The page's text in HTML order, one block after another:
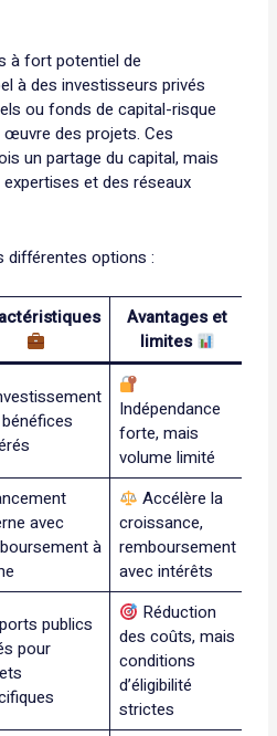
à fort potentiel de
à des investisseurs privés
ou fonds de capital-risque
des projets. Ces
un partage du capital, mais
et des réseaux
différentes options :
Avantages et
limites
Indépendance
forte, mais
volume limité
avec
à
Accélère la
croissance,
remboursement
avec intérêts
publics
pour
Réduction
des coûts, mais
conditions
d’éligibilité
strictes